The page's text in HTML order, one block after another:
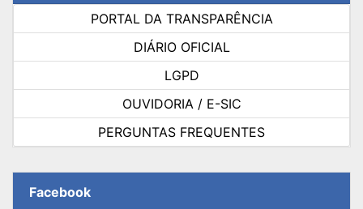
PORTAL DA TRANSPARÊNCIA
DIÁRIO OFICIAL
LGPD
OUVIDORIA / E-SIC
PERGUNTAS FREQUENTES
Facebook